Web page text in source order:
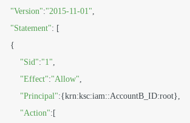
"Version":"2015-11-01",
"Statement": [
    {
"Sid":"1",
"Effect":"Allow",
"Principal":{krn:ksc:iam::AccountB_ID:root},
"Action":[